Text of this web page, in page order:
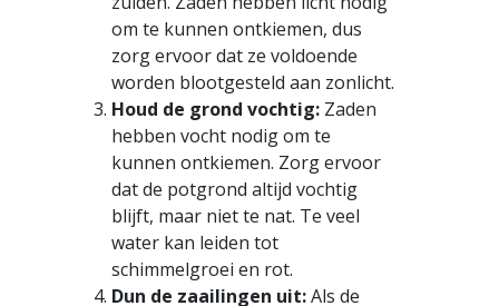
om te kunnen ontkiemen, dus
zorg ervoor dat ze voldoende
worden blootgesteld aan zonlicht.
Houd de grond vochtig: Zaden
hebben vocht nodig om te
kunnen ontkiemen. Zorg ervoor
dat de potgrond altijd vochtig
blijft, maar niet te nat. Te veel
water kan leiden tot
schimmelgroei en rot.
Dun de zaailingen uit:Als de